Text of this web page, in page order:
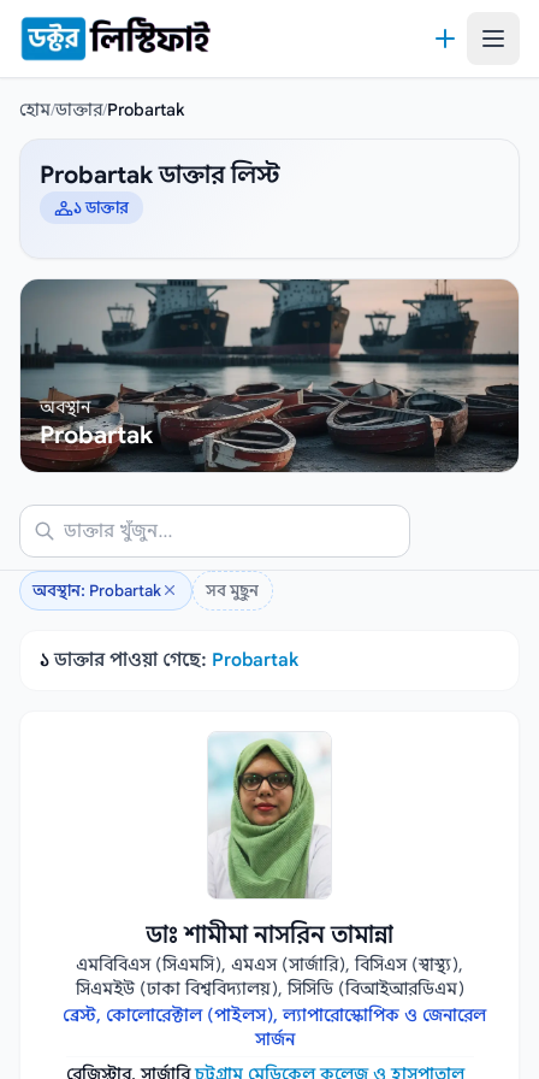
কন্টেন্টে যান
হোম/ডাক্তার/Probartak
Probartak ডাক্তার লিস্ট
১ ডাক্তার
অবস্থান
Probartak
অবস্থান: Probartak সব মুছুন
১ডাক্তার পাওয়া গেছে: Probartak
ডাঃ শামীমা নাসরিন তামান্না
এমবিবিএস (সিএমসি), এমএস (সার্জারি), বিসিএস (স্বাস্থ্য),
সিএমইউ (ঢাকা বিশ্ববিদ্যালয়), সিসিডি (বিআইআরডিএম)
ব্রেস্ট, কোলোরেক্টাল (পাইলস), ল্যাপারোস্কোপিক ও জেনারেল
সার্জন
রেজিস্ট্রার, সার্জারিচট্টগ্রাম মেডিকেল কলেজ ও হাসপাতাল